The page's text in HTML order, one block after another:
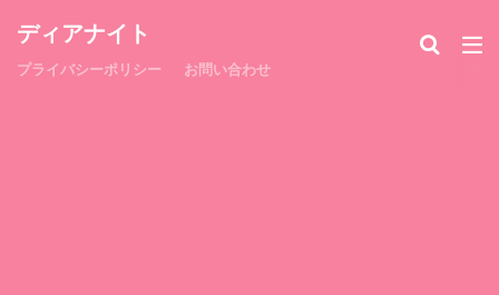
ディアナイト
プライバシーポリシー お問い合わせ